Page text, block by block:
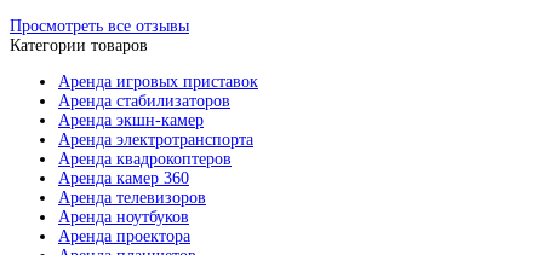
Просмотреть все отзывы
Категории товаров
Аренда игровых приставок
Аренда стабилизаторов
Аренда экшн-камер
Аренда электротранспорта
Аренда квадрокоптеров
Аренда камер 360
Аренда телевизоров
Аренда ноутбуков
Аренда проектора